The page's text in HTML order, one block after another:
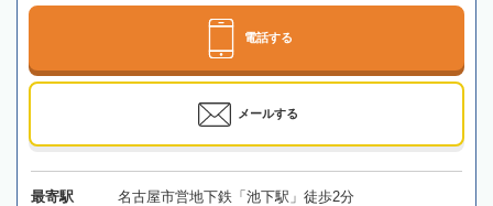
電話する
メールする
最寄駅 名古屋市営地下鉄「池下駅」徒歩2分